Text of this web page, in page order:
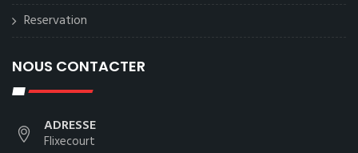
Reservation
NOUS CONTACTER
ADRESSE
Flixecourt